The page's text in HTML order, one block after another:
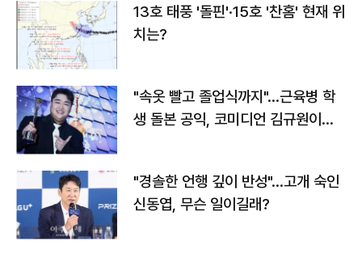
13호 태풍 '돌핀'·15호 '찬홈' 현재 위
치는?
"속옷 빨고 졸업식까지"…근육병 학
생 돌본 공익, 코미디언 김규원이었
"경솔한 언행 깊이 반성"…고개 숙인
신동엽, 무슨 일이길래?